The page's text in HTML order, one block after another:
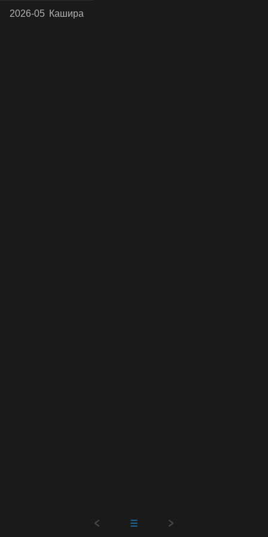
2026-05 Кашира